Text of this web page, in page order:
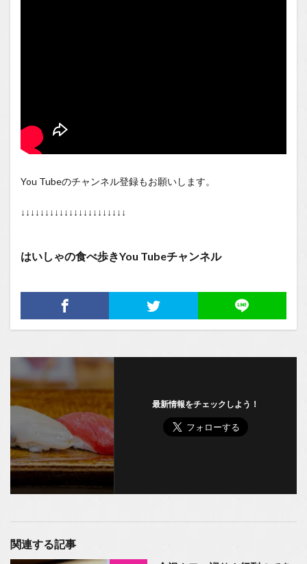
You Tubeのチャンネル登録もお願いします。
↓↓↓↓↓↓↓↓↓↓↓↓↓↓↓↓↓↓↓↓↓↓
はいしゃの食べ歩きYou Tubeチャンネル
最新情報をチェックしよう！
関連する記事